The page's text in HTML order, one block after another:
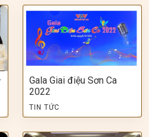
Gala Giai điệu Sơn Ca
2022
TIN TỨC